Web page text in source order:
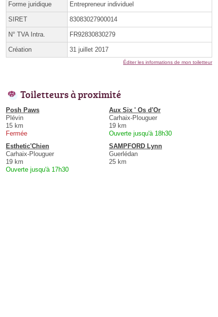
Forme juridique Entrepreneur individuel
SIRET 83083027900014
N° TVA Intra. FR92830830279
Création 31 juillet 2017
Éditer les informations de mon toiletteur
Toiletteurs à proximité
Posh Paws
Plévin
15 km
Fermée
Aux Six ' Os d'Or
Carhaix-Plouguer
19 km
Ouverte jusqu'à 18h30
Esthetic'Chien
Carhaix-Plouguer
19 km
Ouverte jusqu'à 17h30
SAMPFORD Lynn
Guerlédan
25 km